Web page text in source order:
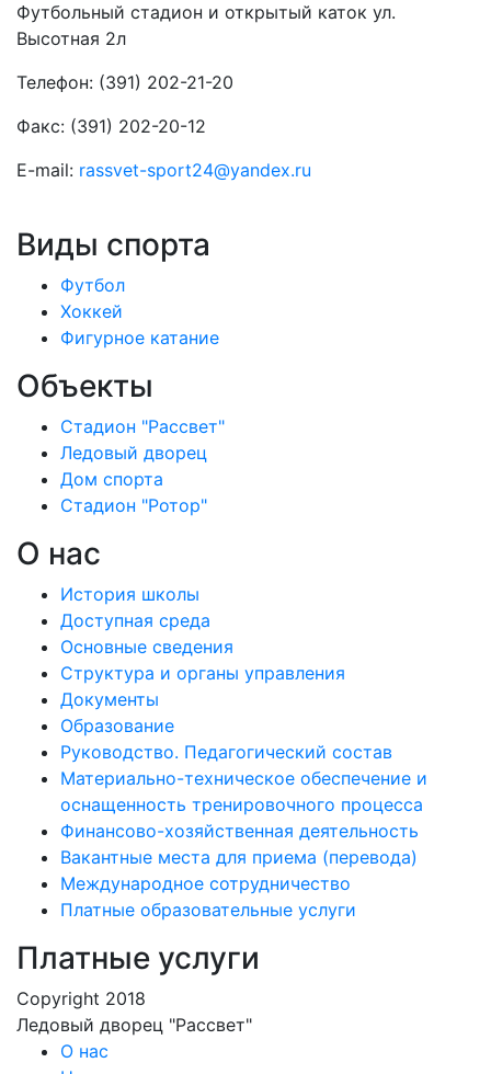
Футбольный стадион и открытый каток ул.
Высотная 2л
Телефон: (391) 202-21-20
Факс: (391) 202-20-12
E-mail: rassvet-sport24@yandex.ru
Виды спорта
Футбол
Хоккей
Фигурное катание
Объекты
Стадион "Рассвет"
Ледовый дворец
Дом спорта
Стадион "Ротор"
О нас
История школы
Доступная среда
Основные сведения
Структура и органы управления
Документы
Образование
Руководство. Педагогический состав
Материально-техническое обеспечение и
оснащенность тренировочного процесса
Финансово-хозяйственная деятельность
Вакантные места для приема (перевода)
Международное сотрудничество
Платные образовательные услуги
Платные услуги
Copyright 2018
Ледовый дворец "Рассвет"
О нас